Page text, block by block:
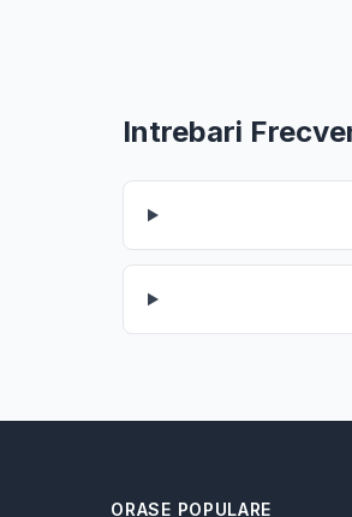
Intrebari
ORASE POPULARE